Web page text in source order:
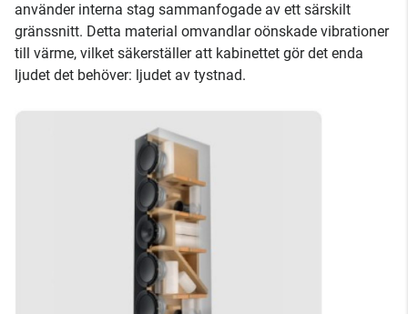
använder interna stag sammanfogade av ett särskilt
gränssnitt. Detta material omvandlar oönskade vibrationer
till värme, vilket säkerställer att kabinettet gör det enda
ljudet det behöver: ljudet av tystnad.